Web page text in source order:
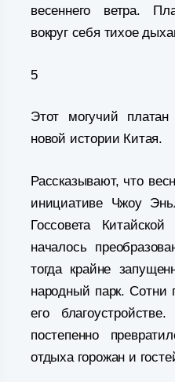
весеннего ветра.
вокруг себя тихое
5
Этот могучий
новой истории Китая.
Рассказывают, что
инициативе Чжоу
Госсовета
началось
тогда крайне
народный парк. Сотни
его
постепенно
отдыха горожан и